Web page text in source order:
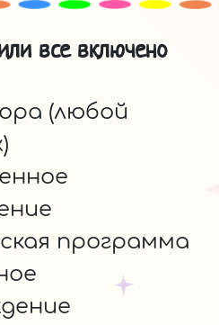
все включено
(любой
программа